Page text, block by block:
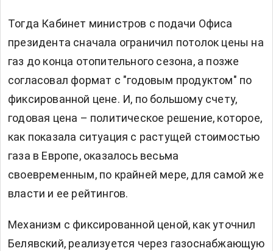
Тогда Кабинет министров с подачи Офиса
президента сначала ограничил потолок цены на
газ до конца отопительного сезона, а позже
согласовал формат с "годовым продуктом" по
фиксированной цене. И, по большому счету,
годовая цена – политическое решение, которое,
как показала ситуация с растущей стоимостью
газа в Европе, оказалось весьма
своевременным, по крайней мере, для самой же
власти и ее рейтингов.
Механизм с фиксированной ценой, как уточнил
Белявский, реализуется через газоснабжающую